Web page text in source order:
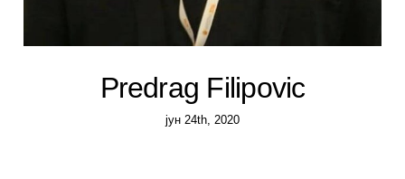
Predrag Filipovic
јун 24th, 2020